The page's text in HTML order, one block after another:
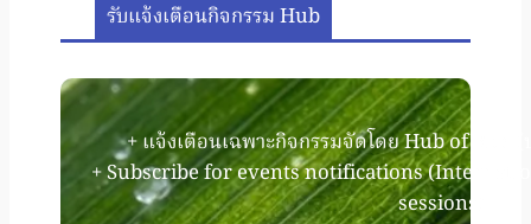
รับแจ้งเตือนกิจกรรม Hub
+ แจ้งเตือนเฉพาะกิจกรรมจัดโดย Hub of Rice
+ Subscribe for events notifications
sessions).